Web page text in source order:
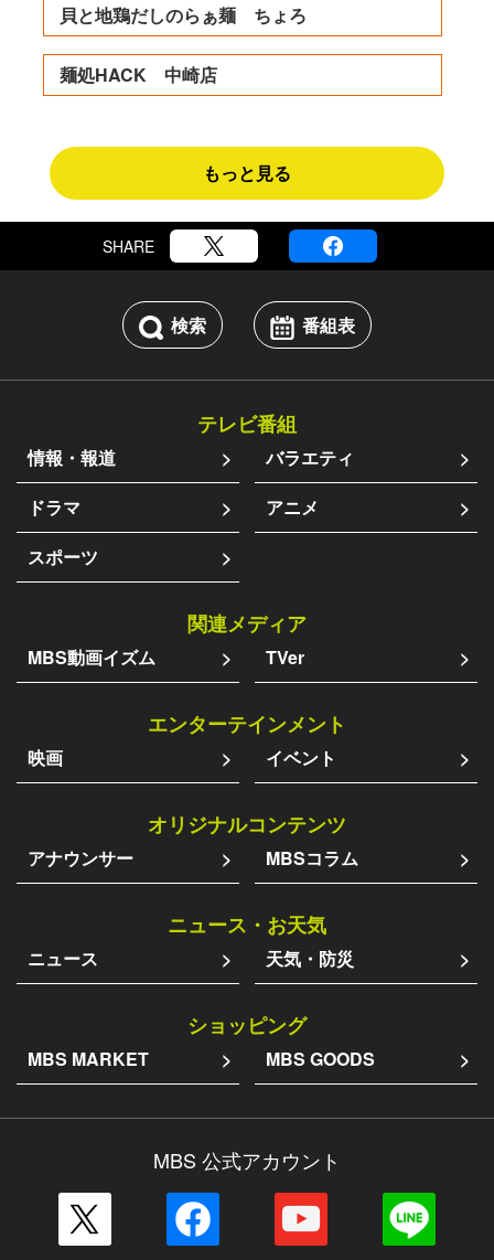
貝と地鶏だしのらぁ麺 ちょろ
麺処HACK 中崎店
もっと見る
SHARE
検索 番組表
テレビ番組
情報・報道
バラエティ
ドラマ
アニメ
スポーツ
関連メディア
MBS動画イズム TVer
エンターテインメント
映画 イベント
オリジナルコンテンツ
アナウンサー MBSコラム
ニュース・お天気
ニュース 天気・防災
ショッピング
MBS MARKET MBS GOODS
MBS 公式アカウント